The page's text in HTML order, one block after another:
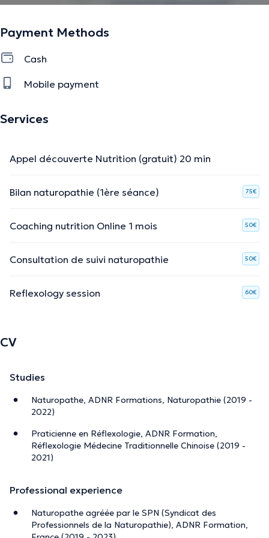
Payment Methods
Cash
Mobile payment
Services
Appel découverte Nutrition (gratuit) 20 min
Bilan naturopathie (1ère séance) 75€
Coaching nutrition Online 1 mois 50€
Consultation de suivi naturopathie 50€
Reflexology session 60€
CV
Studies
Naturopathe, ADNR Formations, Naturopathie (2019 -
2022)
Praticienne en Réflexologie, ADNR Formation,
Réflexologie Médecine Traditionnelle Chinoise (2019 -
2021)
Professional experience
Naturopathe agréée par le SPN (Syndicat des
Professionnels de la Naturopathie), ADNR Formation,